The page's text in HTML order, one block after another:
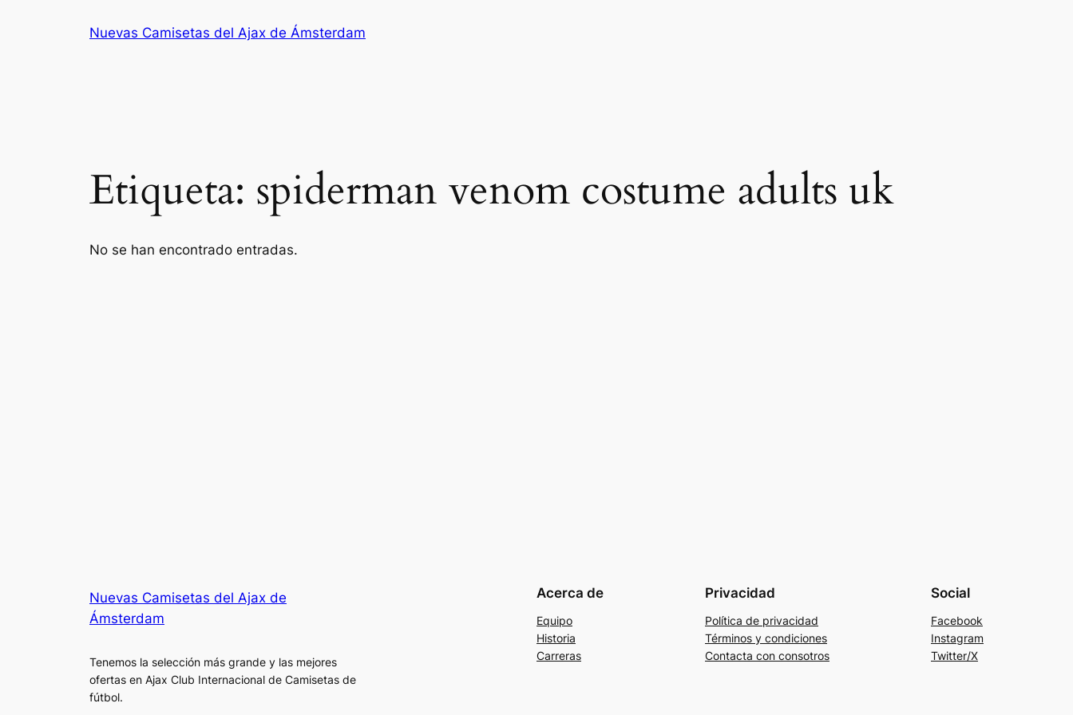
Nuevas Camisetas del Ajax de Ámsterdam
Etiqueta: spiderman venom costume adults uk
No se han encontrado entradas.
Nuevas Camisetas del Ajax de
Ámsterdam
Tenemos la selección más grande y las mejores
ofertas en Ajax Club Internacional de Camisetas de
fútbol.
Acerca de
Equipo
Historia
Carreras
Privacidad
Política de privacidad
Términos y condiciones
Contacta con consotros
Social
Facebook
Instagram
Twitter/X